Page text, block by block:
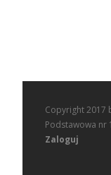
Copyright 2017
Podstawowa nr
Zaloguj